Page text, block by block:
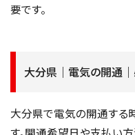
要です。
大分県｜電気の開通
大分県で電気の開通する